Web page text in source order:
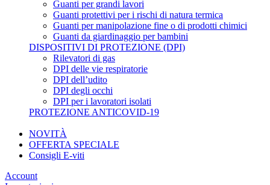
Guanti per grandi lavori
Guanti protettivi per i rischi di natura termica
Guanti per manipolazione fine o di prodotti chimici
Guanti da giardinaggio per bambini
DISPOSITIVI DI PROTEZIONE (DPI)
Rilevatori di gas
DPI delle vie respiratorie
DPI dell’udito
DPI degli occhi
DPI per i lavoratori isolati
PROTEZIONE ANTICOVID-19
NOVITÀ
OFFERTA SPECIALE
Consigli E-viti
Account